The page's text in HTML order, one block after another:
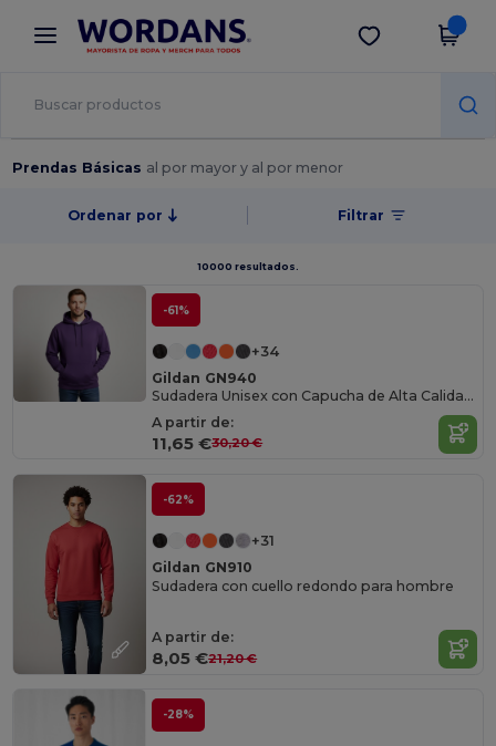
× App de Wordans
¡Mejores precios en app!
Descargar app
Prendas Básicas al por mayor y al por menor
Ordenar por Filtrar
10000 resultados.
-61%
+34
Gildan GN940
Sudadera Unisex con Capucha de Alta Calidad Gildan
A partir de:
11,65 €30,20 €
-62%
+31
Gildan GN910
Sudadera con cuello redondo para hombre
A partir de:
8,05 €21,20 €
-28%